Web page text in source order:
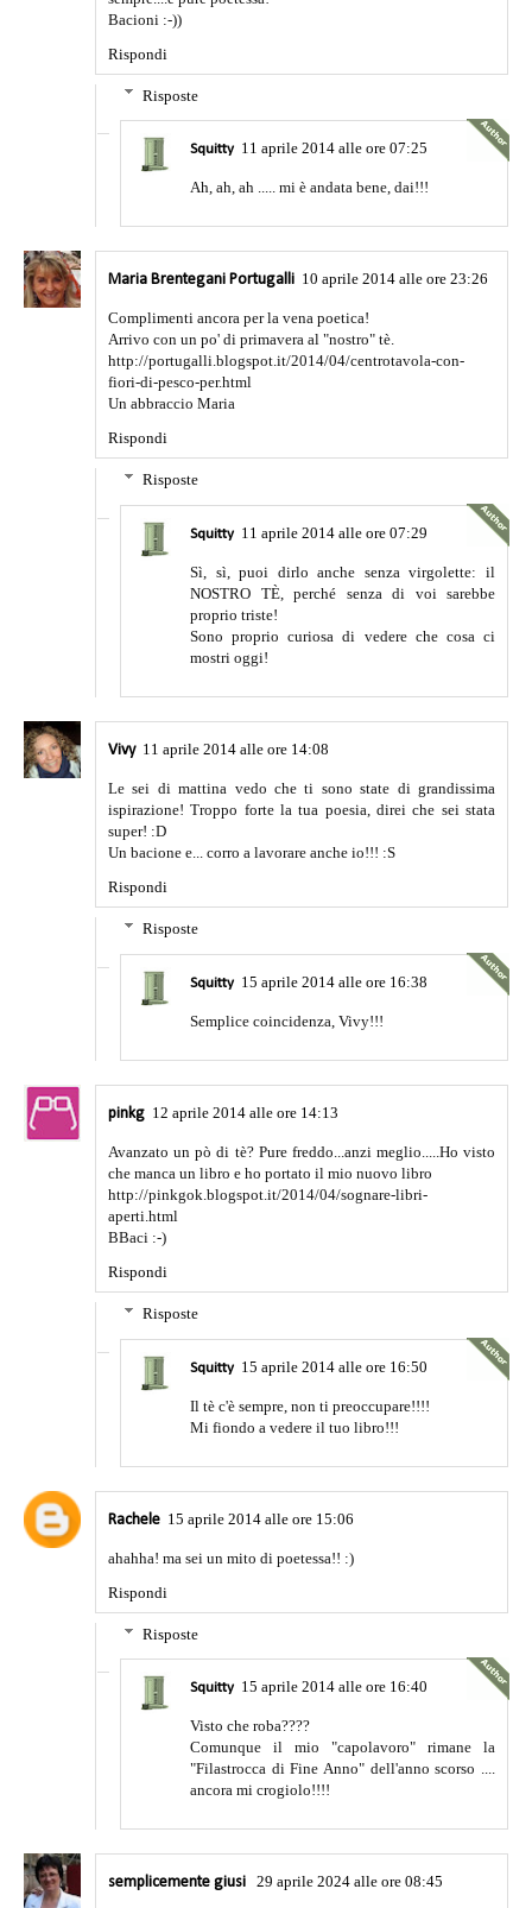
Bacioni :-))
Rispondi
Risposte
Squitty 11 aprile 2014 alle ore 07:25
Ah, ah, ah ..... mi è andata bene, dai!!!
Maria Brentegani Portugalli 10 aprile 2014 alle ore 23:26
Complimenti ancora per la vena poetica!
Arrivo con un po' di primavera al "nostro" tè.
http://portugalli.blogspot.it/2014/04/centrotavola-con-
fiori-di-pesco-per.html
Un abbraccio Maria
Rispondi
Risposte
Squitty 11 aprile 2014 alle ore 07:29
Sì, sì, puoi dirlo anche senza virgolette: il
NOSTRO TÈ, perché senza di voi sarebbe
proprio triste!
Sono proprio curiosa di vedere che cosa ci
mostri oggi!
Vivy 11 aprile 2014 alle ore 14:08
Le sei di mattina vedo che ti sono state di grandissima
ispirazione! Troppo forte la tua poesia, direi che sei stata
super! :D
Un bacione e... corro a lavorare anche io!!! :S
Rispondi
Risposte
Squitty 15 aprile 2014 alle ore 16:38
Semplice coincidenza, Vivy!!!
pinkg 12 aprile 2014 alle ore 14:13
Avanzato un pò di tè? Pure freddo...anzi meglio.....Ho visto
che manca un libro e ho portato il mio nuovo libro
http://pinkgok.blogspot.it/2014/04/sognare-libri-
aperti.html
BBaci :-)
Rispondi
Risposte
Squitty 15 aprile 2014 alle ore 16:50
Il tè c'è sempre, non ti preoccupare!!!!
Mi fiondo a vedere il tuo libro!!!
Rachele 15 aprile 2014 alle ore 15:06
ahahha! ma sei un mito di poetessa!! :)
Rispondi
Risposte
Squitty 15 aprile 2014 alle ore 16:40
Visto che roba????
Comunque il mio "capolavoro" rimane la
"Filastrocca di Fine Anno" dell'anno scorso ....
ancora mi crogiolo!!!!
semplicemente giusi 29 aprile 2024 alle ore 08:45